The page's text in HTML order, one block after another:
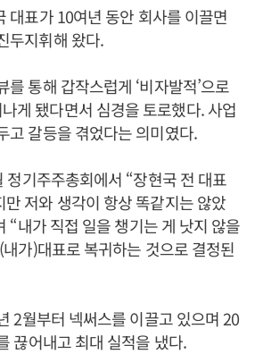
대표가 10여년 동안 회사를 이끌면
두지휘해 왔다.
를 통해 갑작스럽게 ‘비자발적’으로
게 됐다면서 심경을 토로했다. 사업
고 갈등을 겪었다는 의미였다.
정기주주총회에서 “장현국 전 대표
저와 생각이 항상 똑같지는 않았
“내가 직접 일을 챙기는 게 낫지 않을
가)대표로 복귀하는 것으로 결정된
2월부터 넥써스를 이끌고 있으며 20
끊어내고 최대 실적을 냈다.